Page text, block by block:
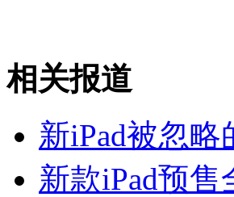
无痛分娩是否安全 医生回应
相关报道
新iPad被忽
新款iPad预